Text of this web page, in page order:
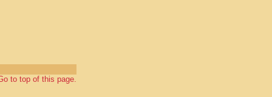
to top of this page.